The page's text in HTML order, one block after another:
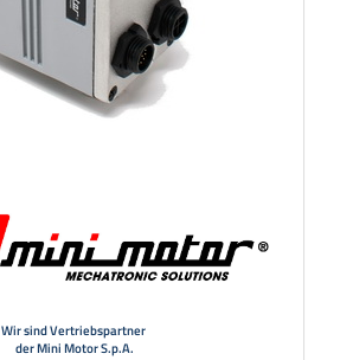
Wir sind Vertriebspartner
der Mini Motor S.p.A.